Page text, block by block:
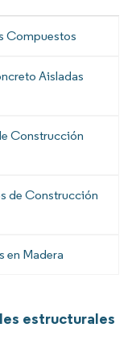
Compuestos
Aisladas
Construcción
de Construcción
en Madera
estructurales